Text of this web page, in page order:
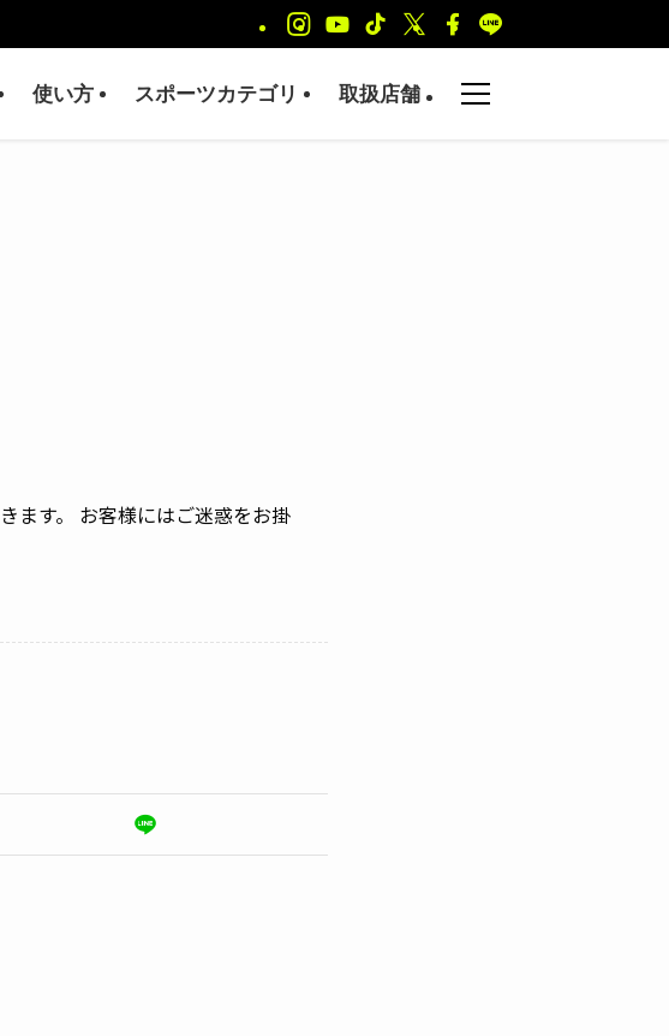
使い方 スポーツカテゴリ 取扱店舗
ます。 お客様にはご迷惑をお掛